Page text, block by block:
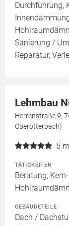
Durchführung,
Sanierung /
Reparatur,
Lehmbau
Herrenstraße 9,
Oberotterbach)
5
TÄTIGKEITEN
Beratung,
GEBÄUDETEILE
Dach /